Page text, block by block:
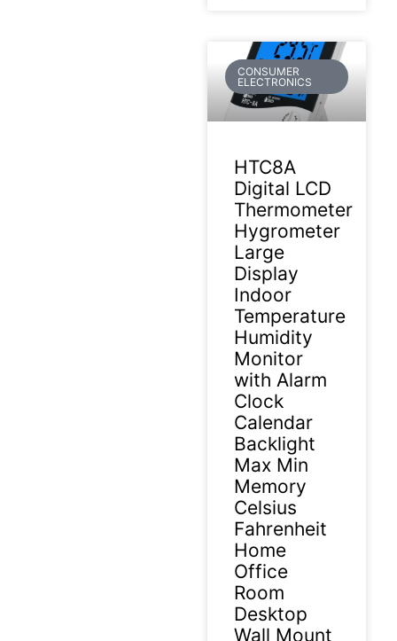
CONSUMER
ELECTRONICS
HTC8A
Digital LCD
Thermometer
Hygrometer
Large
Display
Indoor
Temperature
Humidity
Monitor
with Alarm
Clock
Calendar
Backlight
Max Min
Memory
Celsius
Fahrenheit
Home
Office
Room
Desktop
Wall Mount